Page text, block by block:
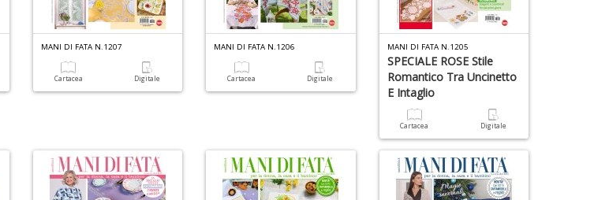
MANI DI FATA N.1207
Cartacea Digitale
MANI DI FATA N.1206
Cartacea Digitale
MANI DI FATA N.1205
SPECIALE ROSE Stile
Romantico Tra Uncinetto
E Intaglio
Cartacea Digitale